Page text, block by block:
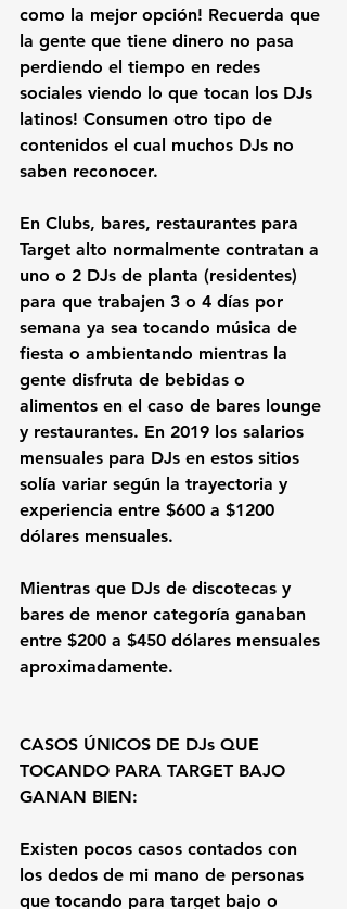
como la mejor opción! Recuerda que
la gente que tiene dinero no pasa
perdiendo el tiempo en redes
sociales viendo lo que tocan los DJs
latinos! Consumen otro tipo de
contenidos el cual muchos DJs no
saben reconocer.
En Clubs, bares, restaurantes para
Target alto normalmente contratan a
uno o 2 DJs de planta (residentes)
para que trabajen 3 o 4 días por
semana ya sea tocando música de
fiesta o ambientando mientras la
gente disfruta de bebidas o
alimentos en el caso de bares lounge
y restaurantes. En 2019 los salarios
mensuales para DJs en estos sitios
solía variar según la trayectoria y
experiencia entre $600 a $1200
dólares mensuales.
Mientras que DJs de discotecas y
bares de menor categoría ganaban
entre $200 a $450 dólares mensuales
aproximadamente.
CASOS ÚNICOS DE DJs QUE
TOCANDO PARA TARGET BAJO
GANAN BIEN:
Existen pocos casos contados con
los dedos de mi mano de personas
que tocando para target bajo o